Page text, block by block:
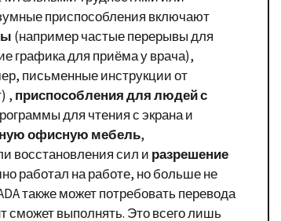
приспособления включают
(например частые перерывы для
графика для приёма у врача),
письменные инструкции от
, приспособления для людей с
для чтения с экрана и
офисную мебель,
восстановления сил и разрешение
работал на работе, но больше не
также может потребовать перевода
сможет выполнять. Это всего лишь